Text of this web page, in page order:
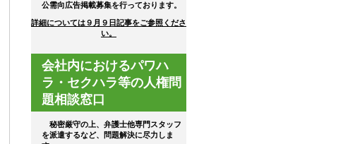
公需向広告掲載募集を行っております。
詳細については９月９日記事をご参照くださ
い。
会社内におけるパワハ
ラ・セクハラ等の人権問
題相談窓口
秘密厳守の上、弁護士他専門スタッフ
を派遣するなど、問題解決に尽力しま